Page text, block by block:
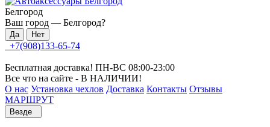
Белгород
Ваш город — Белгород?
+7(908)133-65-74
Бесплатная доставка! ПН-ВС 08:00-23:00
Все что на сайте - В НАЛИЧИИ!
О нас Установка чехлов Доставка Контакты Отзывы
МАРШРУТ
Везде